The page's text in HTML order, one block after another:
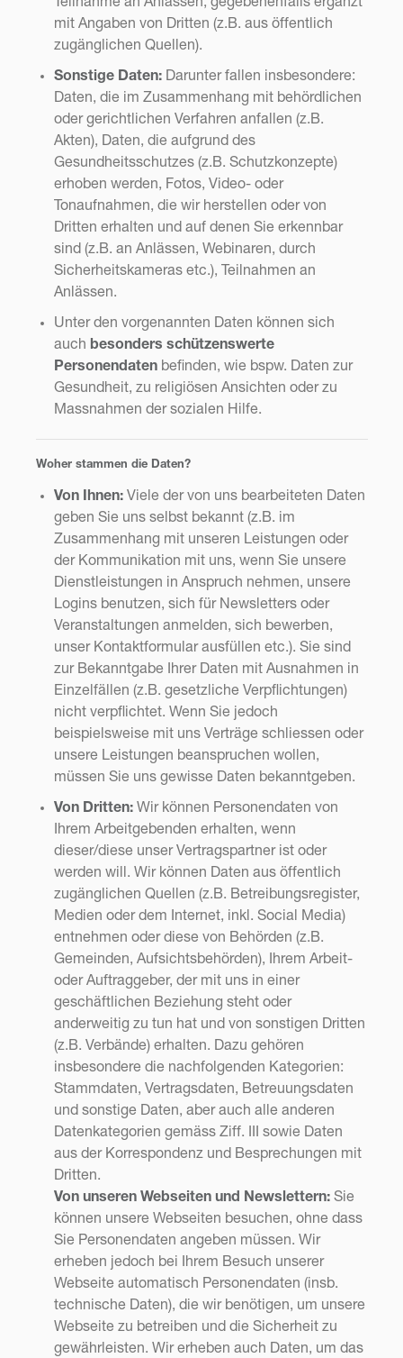
Teilnahme an Anlässen, gegebenenfalls ergänzt
mit Angaben von Dritten (z.B. aus öffentlich
zugänglichen Quellen).
Sonstige Daten:Darunter fallen insbesondere:
Daten, die im Zusammenhang mit behördlichen
oder gerichtlichen Verfahren anfallen (z.B.
Akten), Daten, die aufgrund des
Gesundheitsschutzes (z.B. Schutzkonzepte)
erhoben werden, Fotos, Video- oder
Tonaufnahmen, die wir herstellen oder von
Dritten erhalten und auf denen Sie erkennbar
sind (z.B. an Anlässen, Webinaren, durch
Sicherheitskameras etc.), Teilnahmen an
Anlässen.
Unter den vorgenannten Daten können sich
auch besonders schützenswerte
Personendatenbefinden, wie bspw. Daten zur
Gesundheit, zu religiösen Ansichten oder zu
Massnahmen der sozialen Hilfe.
Woher stammen die Daten?
Von Ihnen:Viele der von uns bearbeiteten Daten
geben Sie uns selbst bekannt (z.B. im
Zusammenhang mit unseren Leistungen oder
der Kommunikation mit uns, wenn Sie unsere
Dienstleistungen in Anspruch nehmen, unsere
Logins benutzen, sich für Newsletters oder
Veranstaltungen anmelden, sich bewerben,
unser Kontaktformular ausfüllen etc.). Sie sind
zur Bekanntgabe Ihrer Daten mit Ausnahmen in
Einzelfällen (z.B. gesetzliche Verpflichtungen)
nicht verpflichtet. Wenn Sie jedoch
beispielsweise mit uns Verträge schliessen oder
unsere Leistungen beanspruchen wollen,
müssen Sie uns gewisse Daten bekanntgeben.
Von Dritten:Wir können Personendaten von
Ihrem Arbeitgebenden erhalten, wenn
dieser/diese unser Vertragspartner ist oder
werden will. Wir können Daten aus öffentlich
zugänglichen Quellen (z.B. Betreibungsregister,
Medien oder dem Internet, inkl. Social Media)
entnehmen oder diese von Behörden (z.B.
Gemeinden, Aufsichtsbehörden), Ihrem Arbeit-
oder Auftraggeber, der mit uns in einer
geschäftlichen Beziehung steht oder
anderweitig zu tun hat und von sonstigen Dritten
(z.B. Verbände) erhalten. Dazu gehören
insbesondere die nachfolgenden Kategorien:
Stammdaten, Vertragsdaten, Betreuungsdaten
und sonstige Daten, aber auch alle anderen
Datenkategorien gemäss Ziff. III sowie Daten
aus der Korrespondenz und Besprechungen mit
Dritten.
Von unseren Webseiten und Newslettern:Sie
können unsere Webseiten besuchen, ohne dass
Sie Personendaten angeben müssen. Wir
erheben jedoch bei Ihrem Besuch unserer
Webseite automatisch Personendaten (insb.
technische Daten), die wir benötigen, um unsere
Webseite zu betreiben und die Sicherheit zu
gewährleisten. Wir erheben auch Daten, um das